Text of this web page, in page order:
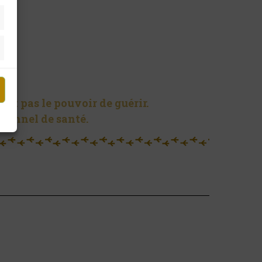
pas le pouvoir de guérir.
de santé.